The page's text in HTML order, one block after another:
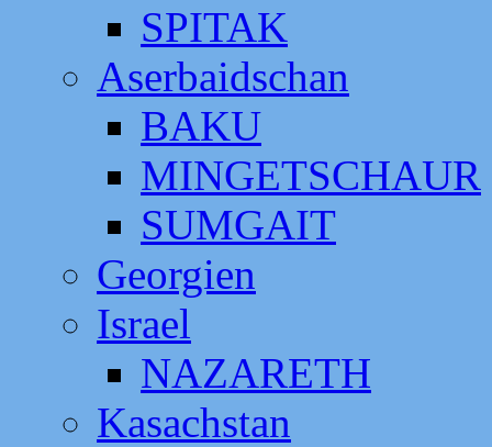
SPITAK
Aserbaidschan
BAKU
MINGETSCHAUR
SUMGAIT
Georgien
Israel
NAZARETH
Kasachstan